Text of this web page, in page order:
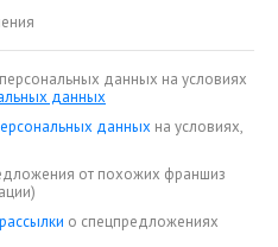
данных на условиях
данных
данных на условиях,
от похожих франшиз
о спецпредложениях